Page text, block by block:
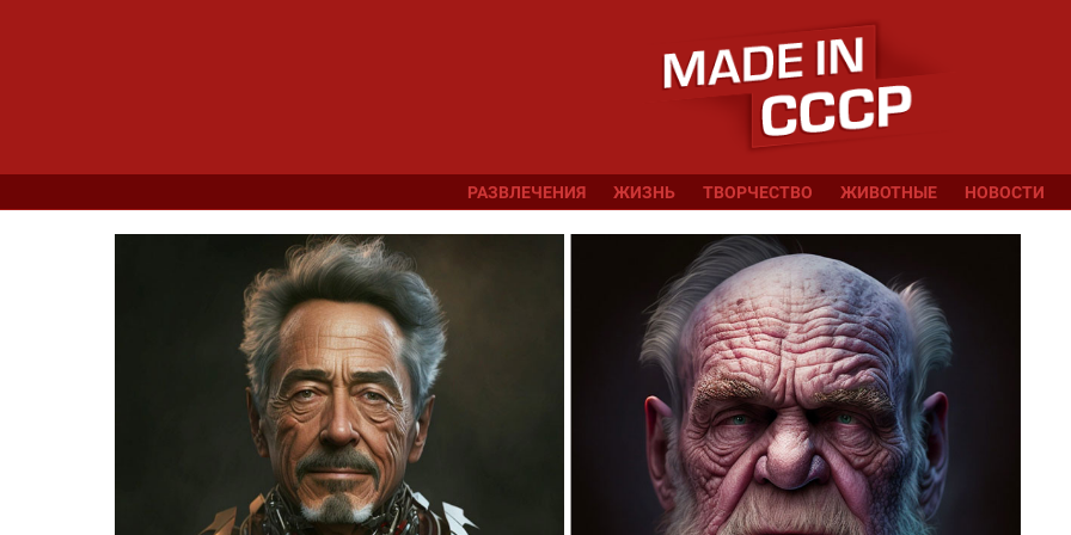
РАЗВЛЕЧЕНИЯ ЖИЗНЬ ТВОРЧЕСТВО ЖИВОТНЫЕ НОВОСТИ